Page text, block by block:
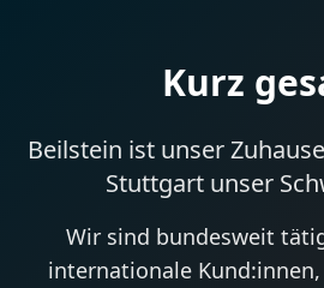
Kurz
Beilstein ist unser
Stuttgart unser
Wir sind bundesweit
internationale